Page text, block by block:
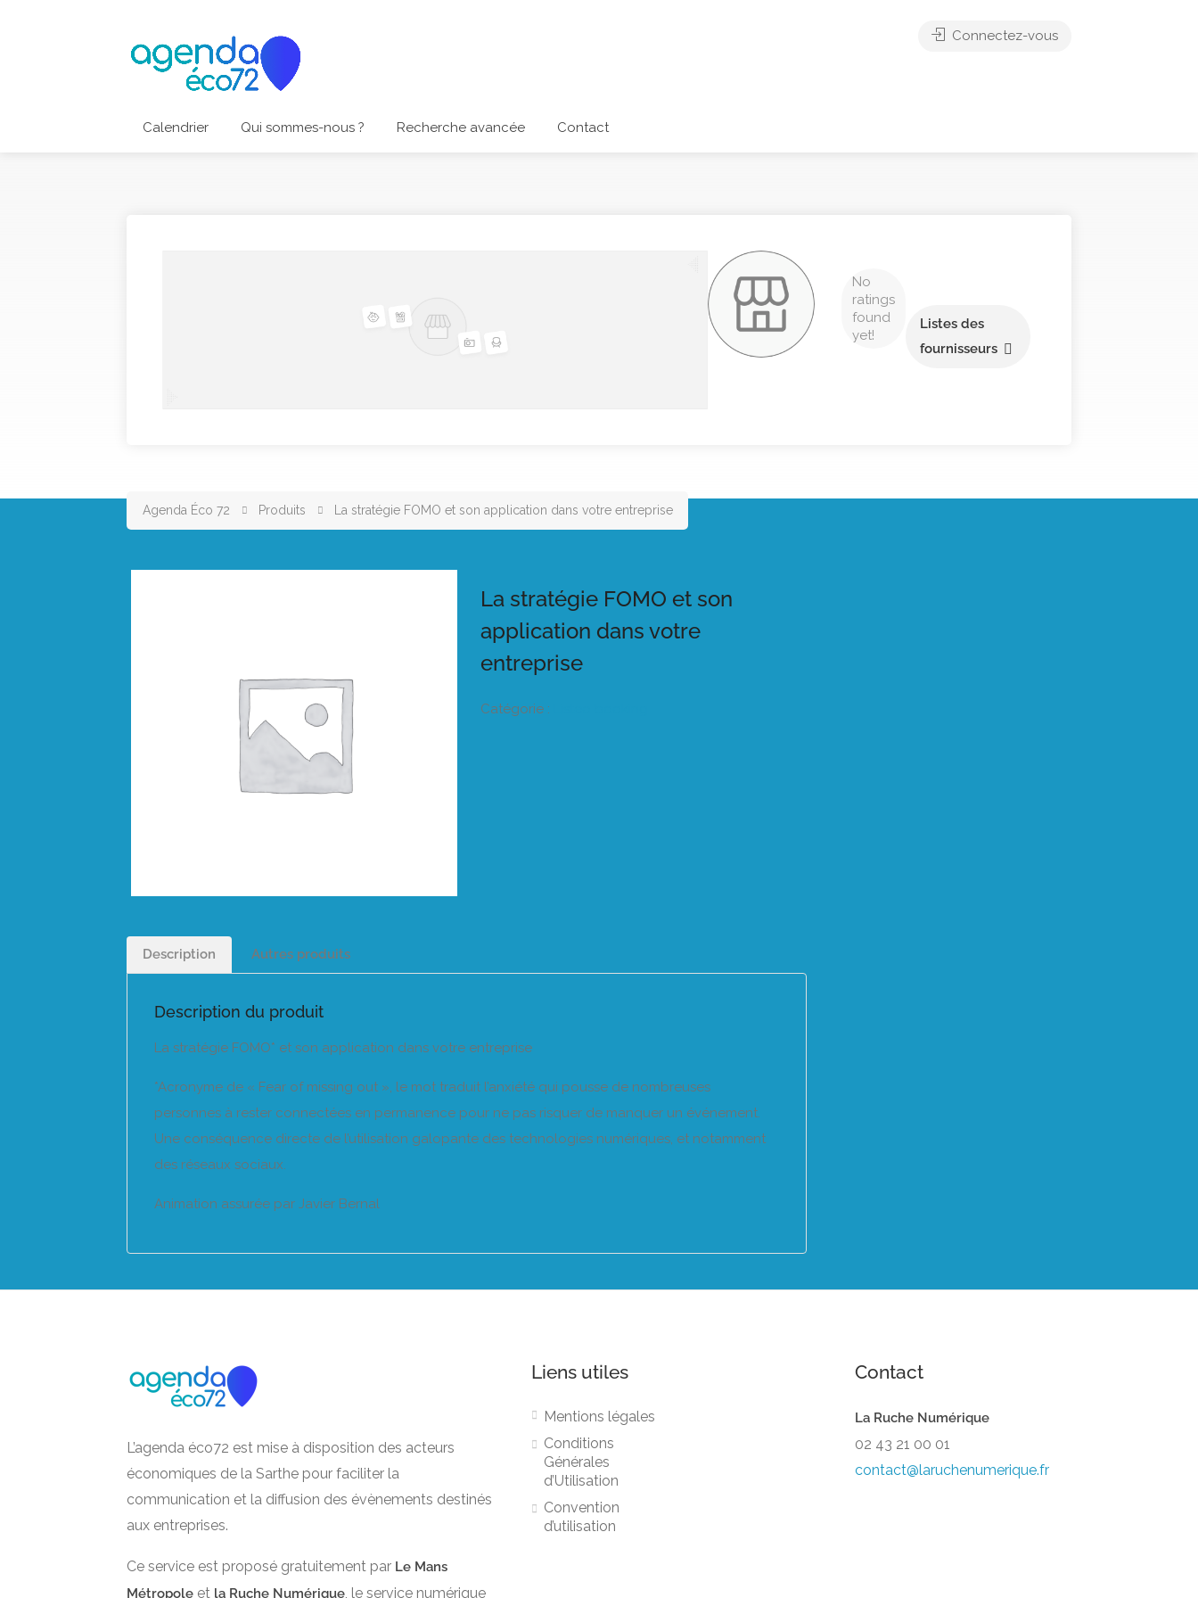
Calendrier Qui sommes-nous ? Recherche avancée Contact
Connectez-vous
No
ratings
found
yet!
Listes des
fournisseurs
Agenda Éco 72 Produits La stratégie FOMO et son application dans votre entreprise
La stratégie FOMO et son
application dans votre
entreprise
Catégorie :
Description Autres produits
Description du produit
La stratégie FOMO* et son application dans votre entreprise
*Acronyme de « Fear of missing out », le mot traduit l’anxiété qui pousse de nombreuses
personnes à rester connectées en permanence pour ne pas risquer de manquer un événement.
Une conséquence directe de l’utilisation galopante des technologies numériques, et notamment
des réseaux sociaux.
Animation assurée par Javier Bernal
L’agenda éco72 est mise à disposition des acteurs
économiques de la Sarthe pour faciliter la
communication et la diffusion des évènements destinés
aux entreprises.
Ce service est proposé gratuitement par Le Mans
Métropole et la Ruche Numérique, le service numérique
Liens utiles
Mentions légales
Conditions
Générales
d’Utilisation
Convention
d’utilisation
Contact
La Ruche Numérique
02 43 21 00 01
contact@laruchenumerique.fr